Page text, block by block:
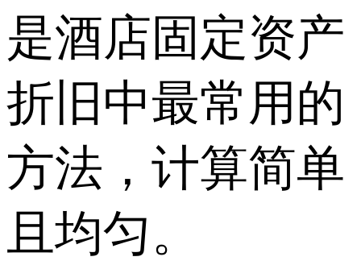
是酒店固定资产
折旧中最常用的
方法，计算简单
且均匀。